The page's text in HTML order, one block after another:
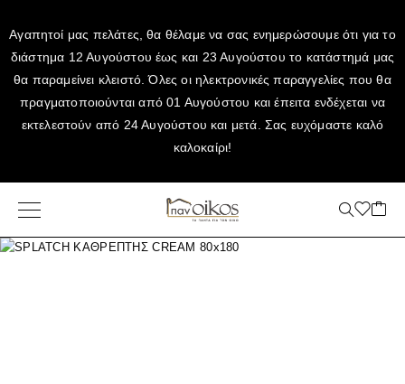
Αγαπητοί μας πελάτες, θα θέλαμε να σας ενημερώσουμε ότι για το
διάστημα 12 Αυγούστου έως και 23 Αυγούστου το κατάστημά μας
θα παραμείνει κλειστό. Όλες οι ηλεκτρονικές παραγγελίες που θα
πραγματοποιούνται από 01 Αυγούστου και έπειτα ενδέχεται να
εκτελεστούν από 24 Αυγούστου και μετά. Σας ευχόμαστε καλό
καλοκαίρι!